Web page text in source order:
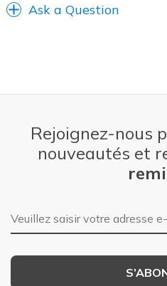
Ask a Question
Rejoignez-nous
nouveautés et
Adresse e-mail